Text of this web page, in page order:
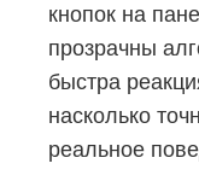
кнопок на
прозрачны
быстра
насколько
реальное